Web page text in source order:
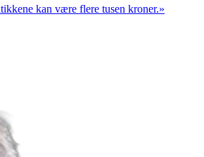
kan være flere tusen kroner.»